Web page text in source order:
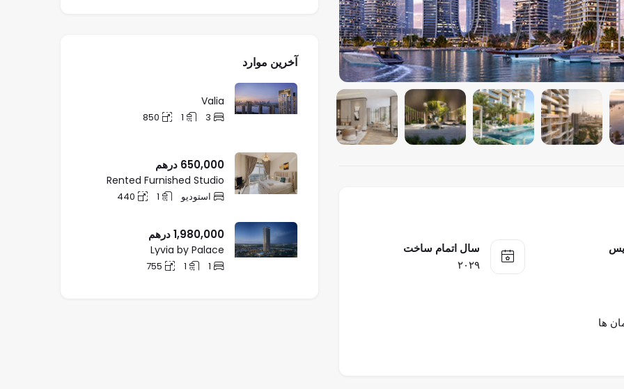
سال اتمام ساخت
۲۰۲۹
ها
آخرین موارد
Valia
3
1
850
650,000 درهم
Rented Furnished Studio
استودیو 1
440
1,980,000درهم
Lyvia by Palace
1
1
755